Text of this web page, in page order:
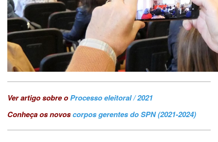
Ver artigo sobre oProcesso eleitoral / 2021
Conheça os novoscorpos gerentes do SPN (2021-2024)